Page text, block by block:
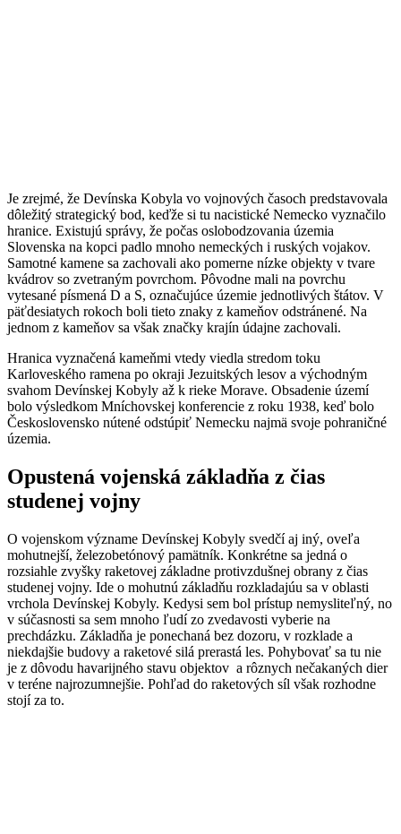
Je zrejmé, že Devínska Kobyla vo vojnových časoch predstavovala
dôležitý strategický bod, keďže si tu nacistické Nemecko vyznačilo
hranice. Existujú správy, že počas oslobodzovania územia
Slovenska na kopci padlo mnoho nemeckých i ruských vojakov.
Samotné kamene sa zachovali ako pomerne nízke objekty v tvare
kvádrov so zvetraným povrchom. Pôvodne mali na povrchu
vytesané písmená D a S, označujúce územie jednotlivých štátov. V
päťdesiatych rokoch boli tieto znaky z kameňov odstránené. Na
jednom z kameňov sa však značky krajín údajne zachovali.
Hranica vyznačená kameňmi vtedy viedla stredom toku
Karloveského ramena po okraji Jezuitských lesov a východným
svahom Devínskej Kobyly až k rieke Morave. Obsadenie území
bolo výsledkom Mníchovskej konferencie z roku 1938, keď bolo
Československo nútené odstúpiť Nemecku najmä svoje pohraničné
územia.
Opustená vojenská základňa z čias
studenej vojny
O vojenskom význame Devínskej Kobyly svedčí aj iný, oveľa
mohutnejší, železobetónový pamätník. Konkrétne sa jedná o
rozsiahle zvyšky raketovej základne protivzdušnej obrany z čias
studenej vojny. Ide o mohutnú základňu rozkladajúu sa v oblasti
vrchola Devínskej Kobyly. Kedysi sem bol prístup nemysliteľný, no
v súčasnosti sa sem mnoho ľudí zo zvedavosti vyberie na
prechdázku. Základňa je ponechaná bez dozoru, v rozklade a
niekdajšie budovy a raketové silá prerastá les. Pohybovať sa tu nie
je z dôvodu havarijného stavu objektov a rôznych nečakaných dier
v teréne najrozumnejšie. Pohľad do raketových síl však rozhodne
stojí za to.